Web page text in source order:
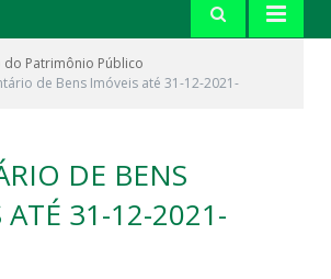
do Patrimônio Público
de Bens Imóveis até 31-12-2021-
DE BENS
ATÉ 31-12-2021-